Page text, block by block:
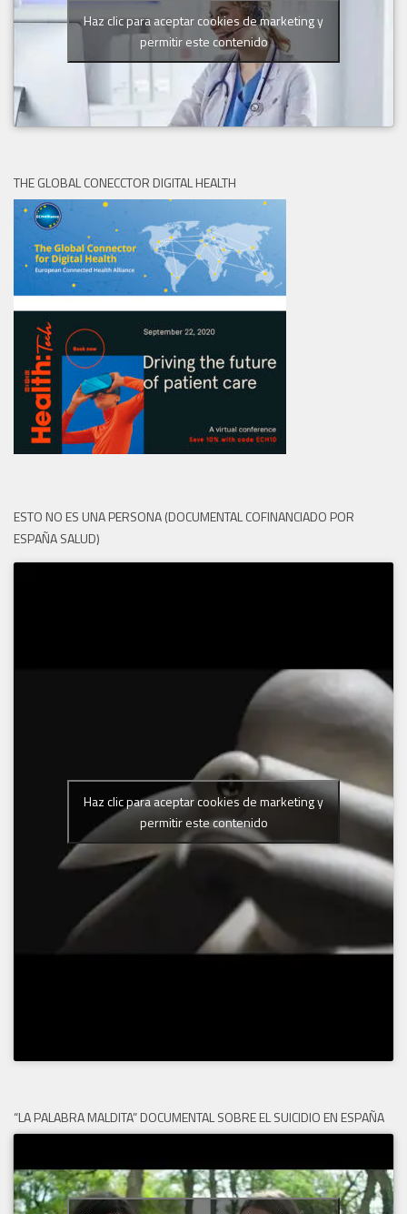
Haz clic para aceptar cookies de marketing y
permitir este contenido
THE GLOBAL CONECCTOR DIGITAL HEALTH
ESTO NO ES UNA PERSONA (DOCUMENTAL COFINANCIADO POR
ESPAÑA SALUD)
Haz clic para aceptar cookies de marketing y
permitir este contenido
“LA PALABRA MALDITA” DOCUMENTAL SOBRE EL SUICIDIO EN ESPAÑA